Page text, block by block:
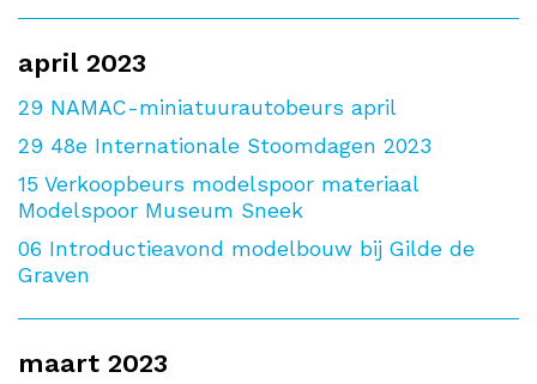
april 2023
29 NAMAC-miniatuurautobeurs april
29 48e Internationale Stoomdagen 2023
15 Verkoopbeurs modelspoor materiaal
Modelspoor Museum Sneek
06 Introductieavond modelbouw bij Gilde de
Graven
maart 2023